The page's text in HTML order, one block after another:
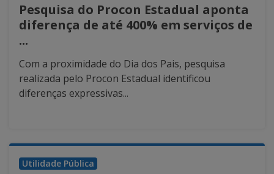
Pesquisa do Procon Estadual aponta
diferença de até 400% em serviços de
...
Com a proximidade do Dia dos Pais, pesquisa
realizada pelo Procon Estadual identificou
diferenças expressivas...
Utilidade Pública